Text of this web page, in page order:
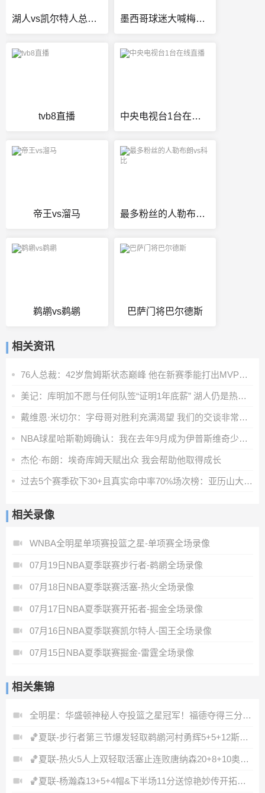
湖人vs凯尔特人总决赛第7场 墨西哥球迷大喊梅西回家
tvb8直播 中央电视台1台在线直播
帝王vs溜马 最多粉丝的人勒布朗vs科比
鹈鹕vs鹈鹕 巴萨门将巴尔德斯
相关资讯
76人总裁：42岁詹姆斯状态巅峰 他在新赛季能打出MVP级别的表现
美记：库明加不愿与任何队签“证明1年底薪” 湖人仍是热门下家
戴维恩·米切尔：字母哥对胜利充满渴望 我们的交谈非常融洽
NBA球星哈斯勒姆确认：我在去年9月成为伊普斯维奇少数股东
杰伦·布朗：埃奇库姆天赋出众 我会帮助他取得成长
过去5个赛季砍下30+且真实命中率70%场次榜：亚历山大第一
相关录像
WNBA全明星单项赛投篮之星-单项赛全场录像
07月19日NBA夏季联赛步行者-鹈鹕全场录像
07月18日NBA夏季联赛活塞-热火全场录像
07月17日NBA夏季联赛开拓者-掘金全场录像
07月16日NBA夏季联赛凯尔特人-国王全场录像
07月15日NBA夏季联赛掘金-雷霆全场录像
相关集锦
全明星：华盛顿神秘人夺投篮之星冠军！福德夺得三分大赛冠军！
🏀夏联-步行者第三节爆发轻取鹈鹕河村勇辉5+5+12斯劳森22分
🏀夏联-热火5人上双轻取活塞止连败唐纳森20+8+10奥科里27分
🏀夏联-杨瀚森13+5+4帽&下半场11分送惊艳妙传开拓者力克掘金